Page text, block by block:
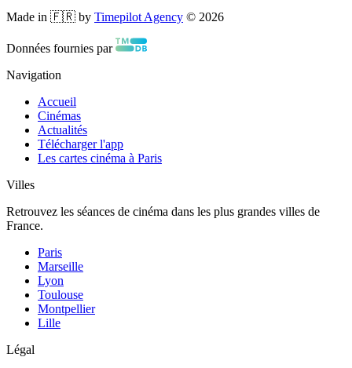
Made in 🇫🇷 by Timepilot Agency © 2026
Données fournies par
Navigation
Accueil
Cinémas
Actualités
Télécharger l'app
Les cartes cinéma à Paris
Villes
Retrouvez les séances de cinéma dans les plus grandes villes de
France.
Paris
Marseille
Lyon
Toulouse
Montpellier
Lille
Légal